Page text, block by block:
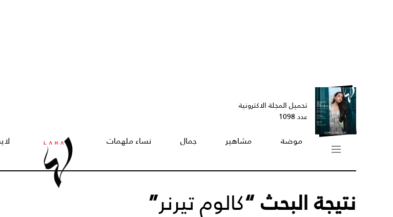
تحميل المجلة الاكترونية
عدد 1098
موضة مشاهير جمال نساء ملهمات
نتيجة البحث “كالوم تيرنر”